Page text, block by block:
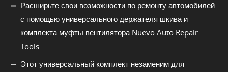
Расширьте свои возможности по ремонту автомобилей
с помощью универсального держателя шкива и
комплекта муфты вентилятора Nuevo Auto Repair
Tools.
Этот универсальный комплект незаменим для